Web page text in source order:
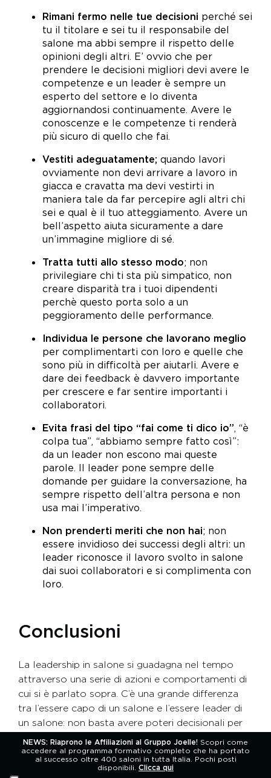
Rimani fermo nelle tue decisioni perché sei
tu il titolare e sei tu il responsabile del
salone ma abbi sempre il rispetto delle
opinioni degli altri. E’ ovvio che per
prendere le decisioni migliori devi avere le
competenze e un leader è sempre un
esperto del settore e lo diventa
aggiornandosi continuamente. Avere le
conoscenze e le competenze ti renderà
più sicuro di quello che fai.
Vestiti adeguatamente; quando lavori
ovviamente non devi arrivare a lavoro in
giacca e cravatta ma devi vestirti in
maniera tale da far percepire agli altri chi
sei e qual è il tuo atteggiamento. Avere un
bell’aspetto aiuta sicuramente a dare
un’immagine migliore di sé.
Tratta tutti allo stesso modo; non
privilegiare chi ti sta più simpatico, non
creare disparità tra i tuoi dipendenti
perchè questo porta solo a un
peggioramento delle performance.
Individua le persone che lavorano meglio
per complimentarti con loro e quelle che
sono più in difficoltà per aiutarli. Avere e
dare dei feedback è davvero importante
per crescere e far sentire importanti i
collaboratori.
Evita frasi del tipo “fai come ti dico io”, “è
colpa tua”, “abbiamo sempre fatto così”:
da un leader non escono mai queste
parole. Il leader pone sempre delle
domande per guidare la conversazione, ha
sempre rispetto dell’altra persona e non
usa mai l’imperativo.
Non prenderti meriti che non hai; non
essere invidioso dei successi degli altri: un
leader riconosce il lavoro svolto in salone
dai suoi collaboratori e si complimenta con
loro.
Conclusioni
La leadership in salone si guadagna nel tempo
attraverso una serie di azioni e comportamenti di
cui si è parlato sopra. C’è una grande differenza
tra l’essere capo di un salone e l’essere leader di
un salone: non basta avere poteri decisionali per
diventare leader.
Un capo esegue solo ordini, si lamenta, non tiene
NEWS: Riaprono le Affiliazioni al Gruppo Joelle! Scopri come
accedere al programma formativo completo che ha portato
al successo oltre 400 saloni in tutta Italia. Pochi posti
disponibili. Clicca qui